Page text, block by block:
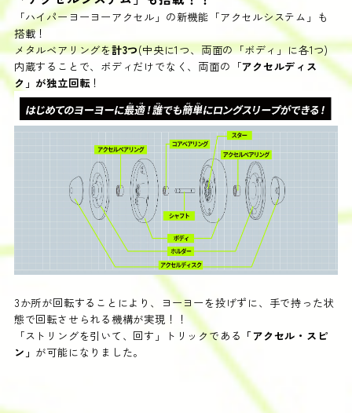
「ハイパーヨーヨーアクセル」の新機能「アクセルシステム」も
搭載！
メタルベアリングを計3つ(中央に1つ、両面の「ボディ」に各1つ)
内蔵することで、ボディだけでなく、両面の「アクセルディス
ク」が独立回転 ！
3か所が回転することにより、ヨーヨーを投げずに、手で持った状
態で回転させられる機構が実現！！
「ストリングを引いて、回す」トリックである 「アクセル・スピ
ン」 が可能になりました。